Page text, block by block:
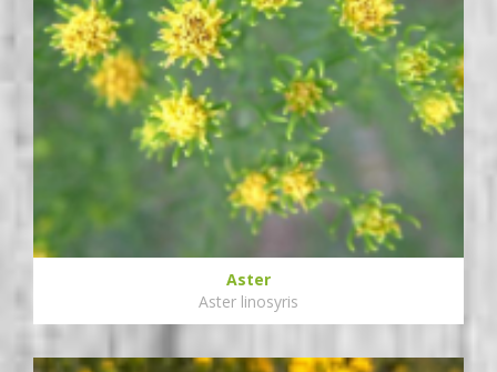
Aster
Aster linosyris